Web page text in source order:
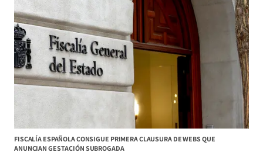
FISCALÍA ESPAÑOLA CONSIGUE PRIMERA CLAUSURA DE WEBS QUE
ANUNCIAN GESTACIÓN SUBROGADA